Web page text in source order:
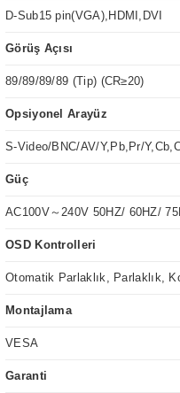
D-Sub15 pin(VGA),HDMI,DVI
Görüş Açısı
89/89/89/89 (Tip) (CR≥20)
Opsiyonel Arayüz
S-Video/BNC/AV/Y,Pb,Pr/
Güç
AC100V～240V 50HZ/ 60HZ/
OSD Kontrolleri
Otomatik Parlaklık, Parlaklık,
Montajlama
VESA
Garanti